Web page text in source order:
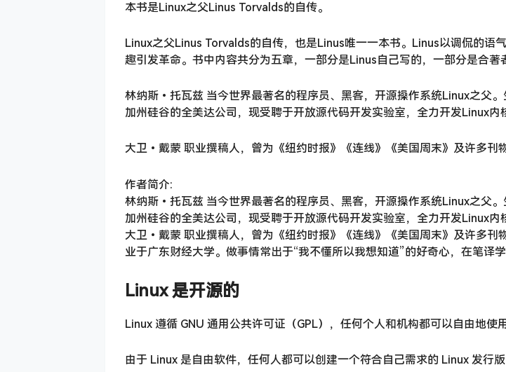
本书是Linux之父Linus Torvalds的自传。
Linux之父Linus Torvalds的自传，也是Linus唯一一本书。Linus以调侃的语
趣引发革命。书中内容共分为五章，一部分是Linus自己写的，一部分是合著
林纳斯•托瓦兹 当今世界最著名的程序员、黑客，开源操作系统Linux之父
加州硅谷的全美达公司，现受聘于开放源代码开发实验室，全力开发Linux
大卫•戴蒙 职业撰稿人，曾为《纽约时报》《连线》《美国周末》及许多刊
作者简介:
林纳斯•托瓦兹 当今世界最著名的程序员、黑客，开源操作系统Linux之父
加州硅谷的全美达公司，现受聘于开放源代码开发实验室，全力开发Linux
大卫•戴蒙 职业撰稿人，曾为《纽约时报》《连线》《美国周末》及许多刊
业于广东财经大学。做事情常出于“我不懂所以我想知道”的好奇心，在笔译
Linux 是开源的
Linux 遵循 GNU 通用公共许可证（GPL），任何个人和机构都可以自由地使
由于 Linux 是自由软件，任何人都可以创建一个符合自己需求的 Linux 发行版